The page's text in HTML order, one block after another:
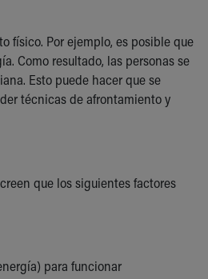
físico. Por ejemplo, es posible que
Como resultado, las personas se
Esto puede hacer que se
técnicas de afrontamiento y
que los siguientes factores
para funcionar